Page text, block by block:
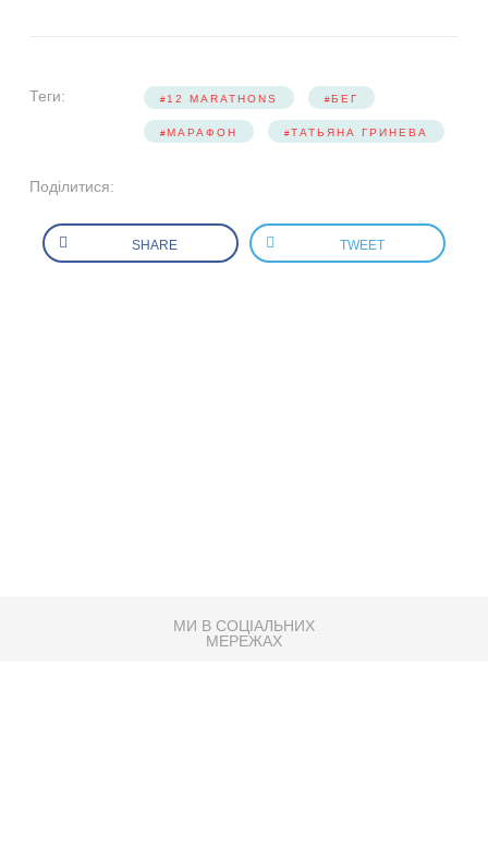
Теги: 12 MARATHONS БЕГ
МАРАФОН ТАТЬЯНА ГРИНЕВА
Поділитися:
SHARE TWEET
МИ В СОЦІАЛЬНИХ
МЕРЕЖАХ